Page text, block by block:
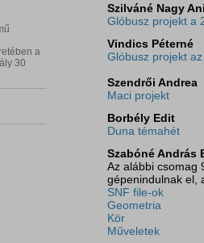
a
30
Szilváné Nagy
Glóbusz projekt a
Vindics Péterné
Glóbusz projekt
Szendrői Andrea
Maci projekt
Borbély Edit
Duna témahét
Szabóné András
Az alábbi csomag
gépenindulnak el,
SNF file-ok
Geometria
Kör
Műveletek